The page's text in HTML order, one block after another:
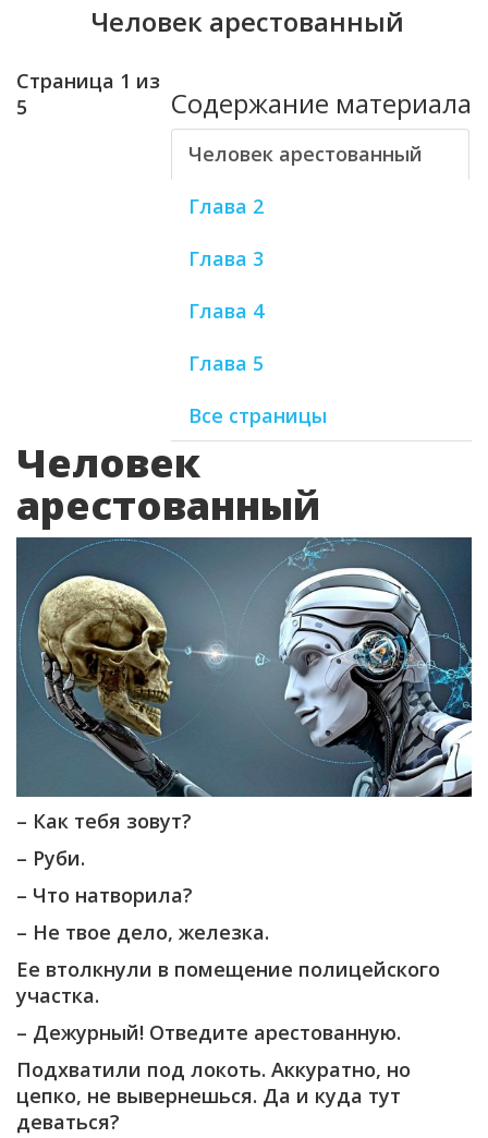
Человек арестованный
Содержание материала
Человек арестованный
Глава 2
Глава 3
Глава 4
Глава 5
Все страницы
Страница 1 из
5
Человек
арестованный
– Как тебя зовут?
– Руби.
– Что натворила?
– Не твое дело, железка.
Ее втолкнули в помещение полицейского
участка.
– Дежурный! Отведите арестованную.
Подхватили под локоть. Аккуратно, но
цепко, не вывернешься. Да и куда тут
деваться?